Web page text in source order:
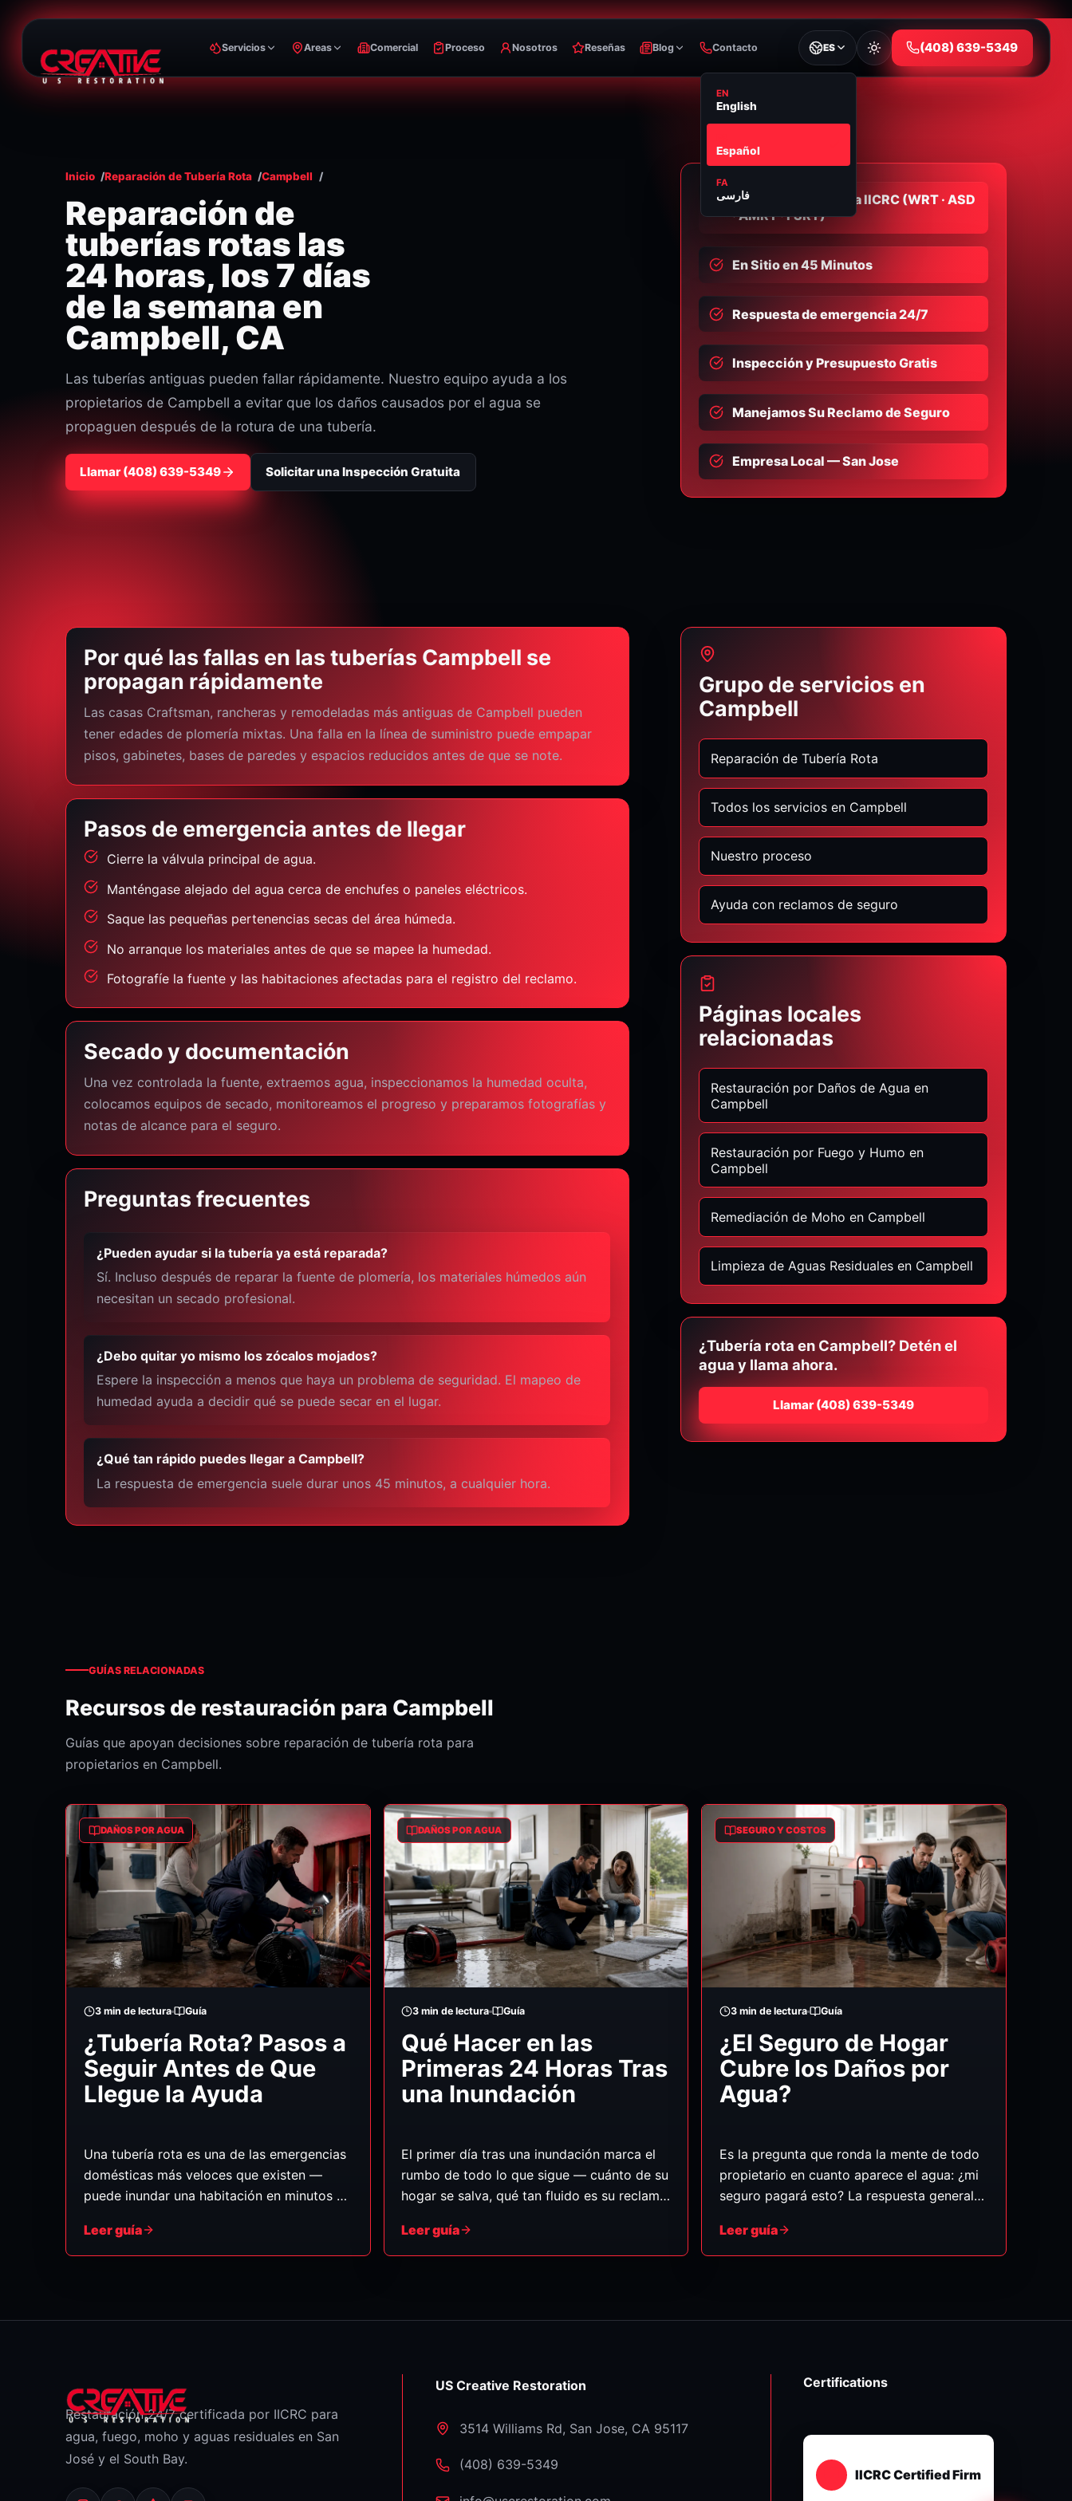
Servicios Areas Comercial Proceso Nosotros Reseñas Blog Contacto ES
EN
English
Español
FA
فارسی
⁦(408) 639-5349⁩
Inicio Reparación de Tubería Rota Campbell
Reparación de
tuberías rotas las
24 horas, los 7 días
de la semana en
Campbell, CA
Las tuberías antiguas pueden fallar rápidamente. Nuestro equipo ayuda a los
propietarios de Campbell a evitar que los daños causados por el agua se
propaguen después de la rotura de una tubería.
Llamar⁦(408) 639-5349⁩ Solicitar una Inspección Gratuita
Empresa Certificada IICRC (WRT · ASD
· AMRT · FSRT)
En Sitio en 45 Minutos
Respuesta de emergencia 24/7
Inspección y Presupuesto Gratis
Manejamos Su Reclamo de Seguro
Empresa Local — San Jose
Por qué las fallas en las tuberías Campbell se
propagan rápidamente
Las casas Craftsman, rancheras y remodeladas más antiguas de Campbell pueden
tener edades de plomería mixtas. Una falla en la línea de suministro puede empapar
pisos, gabinetes, bases de paredes y espacios reducidos antes de que se note.
Pasos de emergencia antes de llegar
Cierre la válvula principal de agua.
Manténgase alejado del agua cerca de enchufes o paneles eléctricos.
Saque las pequeñas pertenencias secas del área húmeda.
No arranque los materiales antes de que se mapee la humedad.
Fotografíe la fuente y las habitaciones afectadas para el registro del reclamo.
Secado y documentación
Una vez controlada la fuente, extraemos agua, inspeccionamos la humedad oculta,
colocamos equipos de secado, monitoreamos el progreso y preparamos fotografías y
notas de alcance para el seguro.
Preguntas frecuentes
¿Pueden ayudar si la tubería ya está reparada?
Sí. Incluso después de reparar la fuente de plomería, los materiales húmedos aún
necesitan un secado profesional.
¿Debo quitar yo mismo los zócalos mojados?
Espere la inspección a menos que haya un problema de seguridad. El mapeo de
humedad ayuda a decidir qué se puede secar en el lugar.
¿Qué tan rápido puedes llegar a Campbell?
La respuesta de emergencia suele durar unos 45 minutos, a cualquier hora.
Grupo de servicios en
Campbell
Reparación de Tubería Rota
Todos los servicios en Campbell
Nuestro proceso
Ayuda con reclamos de seguro
Páginas locales
relacionadas
Restauración por Daños de Agua en
Campbell
Restauración por Fuego y Humo en
Campbell
Remediación de Moho en Campbell
Limpieza de Aguas Residuales en Campbell
¿Tubería rota en Campbell? Detén el
agua y llama ahora.
Llamar ⁦(408) 639-5349⁩
GUÍAS RELACIONADAS
Recursos de restauración para Campbell
Guías que apoyan decisiones sobre reparación de tubería rota para
propietarios en Campbell.
DAÑOS POR AGUA
3 min de lectura Guía
¿Tubería Rota? Pasos a
Seguir Antes de Que
Llegue la Ayuda
Una tubería rota es una de las emergencias
domésticas más veloces que existen —
puede inundar una habitación en minutos y
que haga en los primeros minutos realmente
afecta cuánto daño le quedará. Esto es
Leer guía
DAÑOS POR AGUA
3 min de lectura Guía
Qué Hacer en las
Primeras 24 Horas Tras
una Inundación
El primer día tras una inundación marca el
rumbo de todo lo que sigue — cuánto de su
hogar se salva, qué tan fluido es su reclamo
normalidad. Esto es exactamente lo que
debe hacer, en orden.
Leer guía
SEGURO Y COSTOS
3 min de lectura Guía
¿El Seguro de Hogar
Cubre los Daños por
Agua?
Es la pregunta que ronda la mente de todo
propietario en cuanto aparece el agua: ¿mi
seguro pagará esto? La respuesta general
daños por agua que son súbitos y
accidentales — pero no los daños por
cuál de los dos casos cae su situación.
confirme con su aseguradora.)
Leer guía
Restauración 24/7 certificada por IICRC para
agua, fuego, moho y aguas residuales en San
José y el South Bay.
US Creative Restoration
3514 Williams Rd, San Jose, CA 95117
⁦(408) 639-5349⁩
Certifications
IICRC Certified Firm